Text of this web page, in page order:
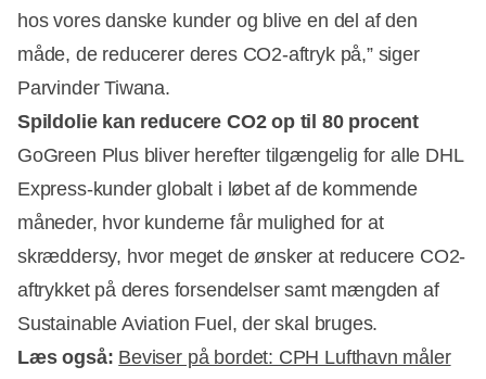
hos vores danske kunder og blive en del af den
måde, de reducerer deres CO2-aftryk på,” siger
Parvinder Tiwana.
Spildolie kan reducere CO2 op til 80 procent
GoGreen Plus bliver herefter tilgængelig for alle DHL
Express-kunder globalt i løbet af de kommende
måneder, hvor kunderne får mulighed for at
skræddersy, hvor meget de ønsker at reducere CO2-
aftrykket på deres forsendelser samt mængden af
Sustainable Aviation Fuel, der skal bruges.
Læs også: Beviser på bordet: CPH Lufthavn måler